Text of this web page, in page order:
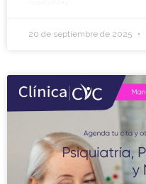
20 de septiembre de 2025